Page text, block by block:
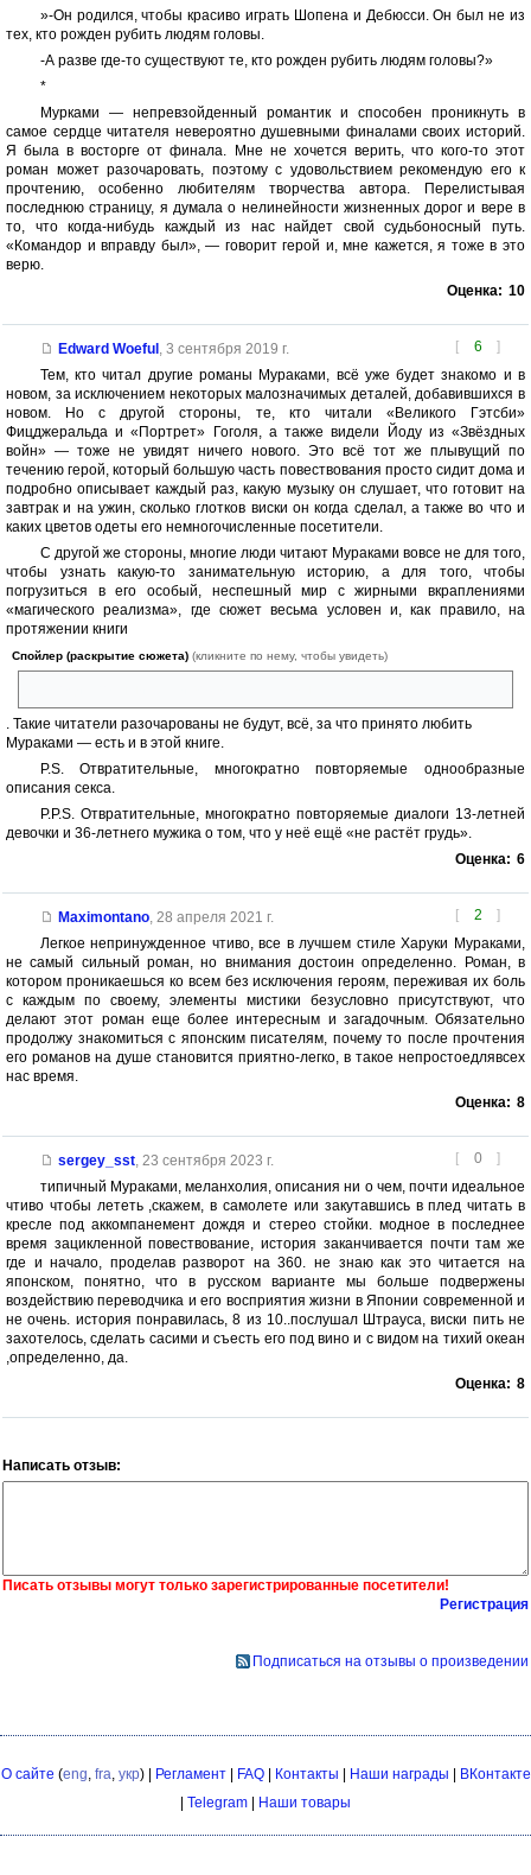
»-Он родился, чтобы красиво играть Шопена и Дебюсси. Он был не из
тех, кто рожден рубить людям головы.
-А разве где-то существуют те, кто рожден рубить людям головы?»
*
Мурками — непревзойденный романтик и способен проникнуть в
самое сердце читателя невероятно душевными финалами своих историй.
Я была в восторге от финала. Мне не хочется верить, что кого-то этот
роман может разочаровать, поэтому с удовольствием рекомендую его к
прочтению, особенно любителям творчества автора. Перелистывая
последнюю страницу, я думала о нелинейности жизненных дорог и вере в
то, что когда-нибудь каждый из нас найдет свой судьбоносный путь.
«Командор и вправду был», — говорит герой и, мне кажется, я тоже в это
верю.
Оценка: 10
[ 6 ]
Edward Woeful , 3 сентября 2019 г.
Тем, кто читал другие романы Мураками, всё уже будет знакомо и в
новом, за исключением некоторых малозначимых деталей, добавившихся в
новом. Но с другой стороны, те, кто читали «Великого Гэтсби»
Фицджеральда и «Портрет» Гоголя, а также видели Йоду из «Звёздных
войн» — тоже не увидят ничего нового. Это всё тот же плывущий по
течению герой, который большую часть повествования просто сидит дома и
подробно описывает каждый раз, какую музыку он слушает, что готовит на
завтрак и на ужин, сколько глотков виски он когда сделал, а также во что и
каких цветов одеты его немногочисленные посетители.
С другой же стороны, многие люди читают Мураками вовсе не для того,
чтобы узнать какую-то занимательную историю, а для того, чтобы
погрузиться в его особый, неспешный мир с жирными вкраплениями
«магического реализма», где сюжет весьма условен и, как правило, на
протяжении книги
Спойлер (раскрытие сюжета) (кликните по нему, чтобы увидеть)
. Такие читатели разочарованы не будут, всё, за что принято любить
Мураками — есть и в этой книге.
P.S. Отвратительные, многократно повторяемые однообразные
описания секса.
P.P.S. Отвратительные, многократно повторяемые диалоги 13-летней
девочки и 36-летнего мужика о том, что у неё ещё «не растёт грудь».
Оценка: 6
[ 2 ]
Maximontano, 28 апреля 2021 г.
Легкое непринужденное чтиво, все в лучшем стиле Харуки Мураками,
не самый сильный роман, но внимания достоин определенно. Роман, в
котором проникаешься ко всем без исключения героям, переживая их боль
с каждым по своему, элементы мистики безусловно присутствуют, что
делают этот роман еще более интересным и загадочным. Обязательно
продолжу знакомиться с японским писателям, почему то после прочтения
его романов на душе становится приятно-легко, в такое непростоедлявсех
нас время.
Оценка: 8
[ 0 ]
sergey_sst, 23 сентября 2023 г.
типичный Мураками, меланхолия, описания ни о чем, почти идеальное
чтиво чтобы лететь ,скажем, в самолете или закутавшись в плед читать в
кресле под аккомпанемент дождя и стерео стойки. модное в последнее
время зацикленной повествование, история заканчивается почти там же
где и начало, проделав разворот на 360. не знаю как это читается на
японском, понятно, что в русском варианте мы больше подвержены
воздействию переводчика и его восприятия жизни в Японии современной и
не очень. история понравилась, 8 из 10..послушал Штрауса, виски пить не
захотелось, сделать сасими и съесть его под вино и с видом на тихий океан
,определенно, да.
Оценка: 8
Написать отзыв:
Писать отзывы могут только зарегистрированные посетители!
Регистрация
Подписаться на отзывы о произведении
О сайте (eng, fra, укр) | Регламент| FAQ| Контакты Наши награды
ВКонтакте
Telegram Наши товары